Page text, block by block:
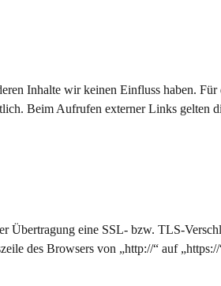
Inhalte wir keinen Einfluss haben.
Beim Aufrufen externer Links gelten
Übertragung eine SSL- bzw. TLS-
des Browsers von „http://“ auf